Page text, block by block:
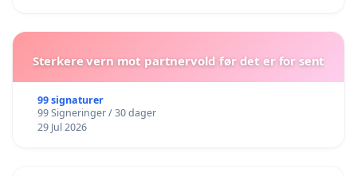
Sterkere vern mot partnervold før det er for sent
99 signaturer
99 Signeringer / 30 dager
29 Jul 2026